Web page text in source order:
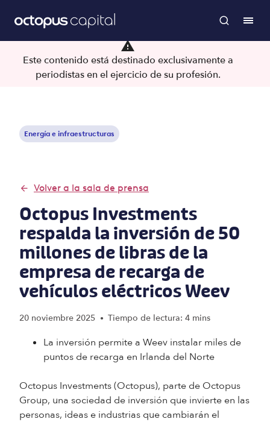
Este contenido está destinado exclusivamente a
periodistas en el ejercicio de su profesión.
Energía e infraestructuras
Volver a la sala de prensa
Octopus Investments
respalda la inversión de 50
millones de libras de la
empresa de recarga de
vehículos eléctricos Weev
20 noviembre 2025 • Tiempo de lectura: 4 mins
La inversión permite a Weev instalar miles de
puntos de recarga en Irlanda del Norte
Octopus Investments (Octopus), parte de Octopus
Group, una sociedad de inversión que invierte en las
personas, ideas e industrias que cambiarán el